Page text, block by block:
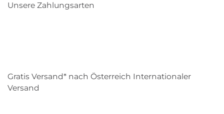
Unsere Zahlungsarten
Gratis Versand* nach Österreich Internationaler
Versand